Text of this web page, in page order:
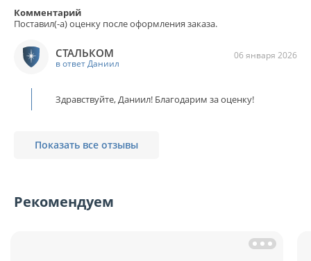
Комментарий
Поставил(-а) оценку после оформления заказа.
06 января 2026
СТАЛЬКОМ
в ответ Даниил
Здравствуйте, Даниил! Благодарим за оценку!
Показать все отзывы
Рекомендуем